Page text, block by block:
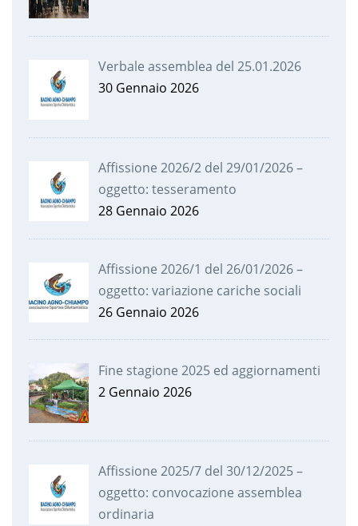
Verbale assemblea del 25.01.2026
30 Gennaio 2026
Affissione 2026/2 del 29/01/2026 –
oggetto: tesseramento
28 Gennaio 2026
Affissione 2026/1 del 26/01/2026 –
oggetto: variazione cariche sociali
26 Gennaio 2026
Fine stagione 2025 ed aggiornamenti
2 Gennaio 2026
Affissione 2025/7 del 30/12/2025 –
oggetto: convocazione assemblea
ordinaria